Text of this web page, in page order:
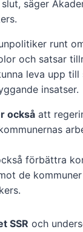
säger
runt
och satsar
leva upp
insatser.
också att
förbättra
de
SSR och